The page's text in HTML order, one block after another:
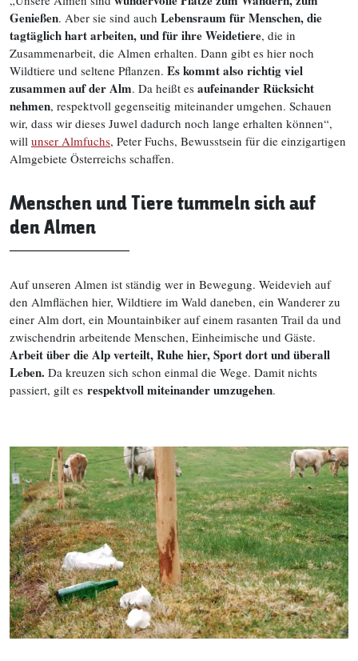
Genießen. Aber sie sind auch Lebensraum für Menschen, die
tagtäglich hart arbeiten, und für ihre Weidetiere, die in
Zusammenarbeit, die Almen erhalten. Dann gibt es hier noch
Wildtiere und seltene Pflanzen. Es kommt also richtig viel
zusammen auf der Alm. Da heißt es aufeinander Rücksicht
nehmen, respektvoll gegenseitig miteinander umgehen. Schauen
wir, dass wir dieses Juwel dadurch noch lange erhalten können“,
will unser Almfuchs, Peter Fuchs, Bewusstsein für die einzigartigen
Almgebiete Österreichs schaffen.
Menschen und Tiere tummeln sich auf
den Almen
Auf unseren Almen ist ständig wer in Bewegung. Weidevieh auf
den Almflächen hier, Wildtiere im Wald daneben, ein Wanderer zu
einer Alm dort, ein Mountainbiker auf einem rasanten Trail da und
zwischendrin arbeitende Menschen, Einheimische und Gäste.
Arbeit über die Alp verteilt, Ruhe hier, Sport dort und überall
Leben. Da kreuzen sich schon einmal die Wege. Damit nichts
passiert, gilt es respektvoll miteinander umzugehen.